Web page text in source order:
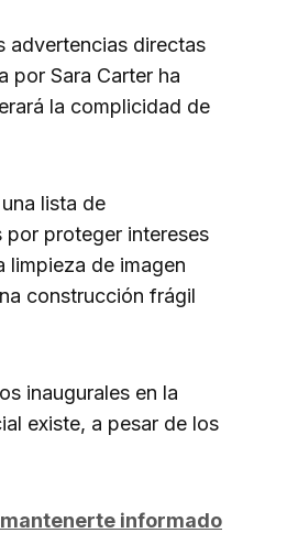
advertencias directas
por Sara Carter ha
la complicidad de
lista de
por proteger intereses
limpieza de imagen
construcción frágil
inaugurales en la
existe, a pesar de los
informado